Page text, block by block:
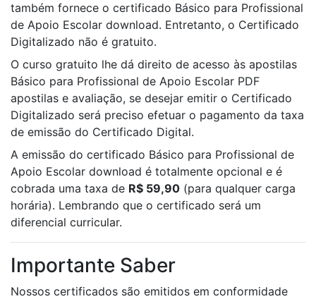
também fornece o certificado Básico para Profissional
de Apoio Escolar download. Entretanto, o Certificado
Digitalizado não é gratuito.
O curso gratuito lhe dá direito de acesso às apostilas
Básico para Profissional de Apoio Escolar PDF
apostilas e avaliação, se desejar emitir o Certificado
Digitalizado será preciso efetuar o pagamento da taxa
de emissão do Certificado Digital.
A emissão do certificado Básico para Profissional de
Apoio Escolar download é totalmente opcional e é
cobrada uma taxa de R$ 59,90 (para qualquer carga
horária). Lembrando que o certificado será um
diferencial curricular.
Importante Saber
Nossos certificados são emitidos em conformidade